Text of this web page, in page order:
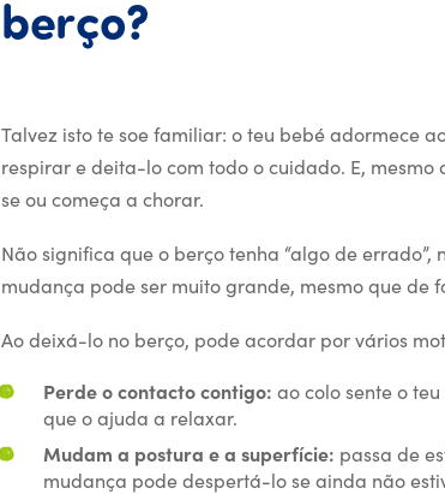
berço?
Talvez isto te soe familiar: o teu bebé adormece
respirar e deita-lo com todo o cuidado. E,
se ou começa a chorar.
Não significa que o berço tenha “algo de
mudança pode ser muito grande, mesmo que de
Ao deixá-lo no berço, pode acordar por vários
Perde o contacto contigo: ao colo sente o
que o ajuda a relaxar.
Mudam a postura e a superfície: passa de
mudança pode despertá-lo se ainda não